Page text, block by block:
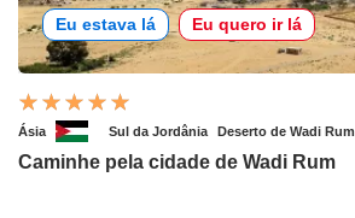
Eu estava lá Eu quero ir lá
Ásia Sul da Jordânia Deserto de Wadi Rum
Caminhe pela cidade de Wadi Rum